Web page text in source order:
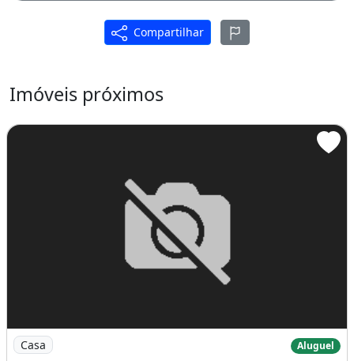
Compartilhar
Imóveis próximos
Imagem: Casa 2 quartos locação Condomínio Rubi
Casa Aluguel